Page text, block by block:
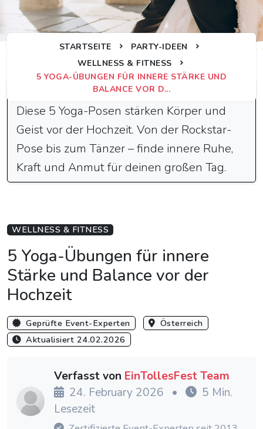
STARTSEITE
PARTY-IDEEN
WELLNESS & FITNESS
5 YOGA-ÜBUNGEN FÜR INNERE STÄRKE UND
BALANCE VOR D...
Schnelle Antwort
Diese 5 Yoga-Posen stärken Körper und
Geist vor der Hochzeit. Von der Rockstar-
Pose bis zum Tänzer – finde innere Ruhe,
Kraft und Anmut für deinen großen Tag.
WELLNESS & FITNESS
5 Yoga-Übungen für innere
Stärke und Balance vor der
Hochzeit
Geprüfte Event-Experten
Österreich
Aktualisiert 24.02.2026
Verfasst von EinTollesFest Team
24. February 2026
•
5 Min.
Lesezeit